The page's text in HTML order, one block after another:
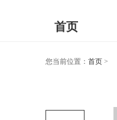
首页
您当前位置： 首页 >